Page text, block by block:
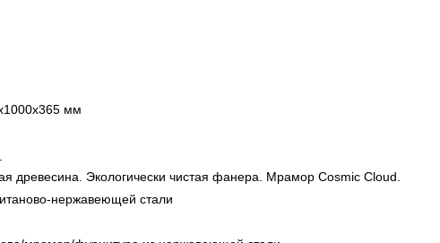
мм
древесина. Экологически чистая фанера. Мрамор Cosmic Cloud.
нержавеющей стали